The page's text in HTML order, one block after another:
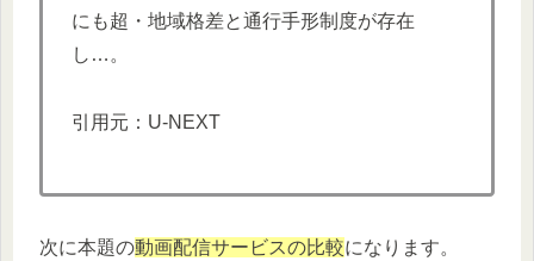
にも超・地域格差と通行手形制度が存在
し…。
引用元：U-NEXT
次に本題の動画配信サービスの比較になります。